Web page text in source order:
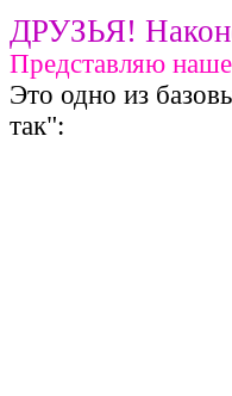
ДРУЗЬЯ!
Представляю
Это одно из
так":